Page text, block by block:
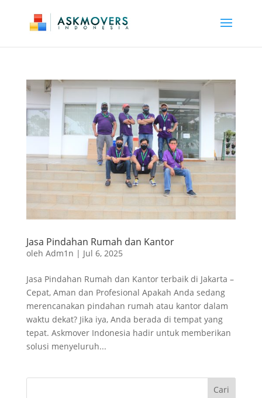
Jasa Pindahan Rumah dan Kantor
oleh Adm1n | Jul 6, 2025
Jasa Pindahan Rumah dan Kantor terbaik di Jakarta –
Cepat, Aman dan Profesional Apakah Anda sedang
merencanakan pindahan rumah atau kantor dalam
waktu dekat? Jika iya, Anda berada di tempat yang
tepat. Askmover Indonesia hadir untuk memberikan
solusi menyeluruh...
Cari